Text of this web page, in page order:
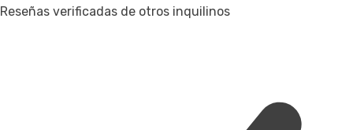
Reseñas verificadas de otros inquilinos